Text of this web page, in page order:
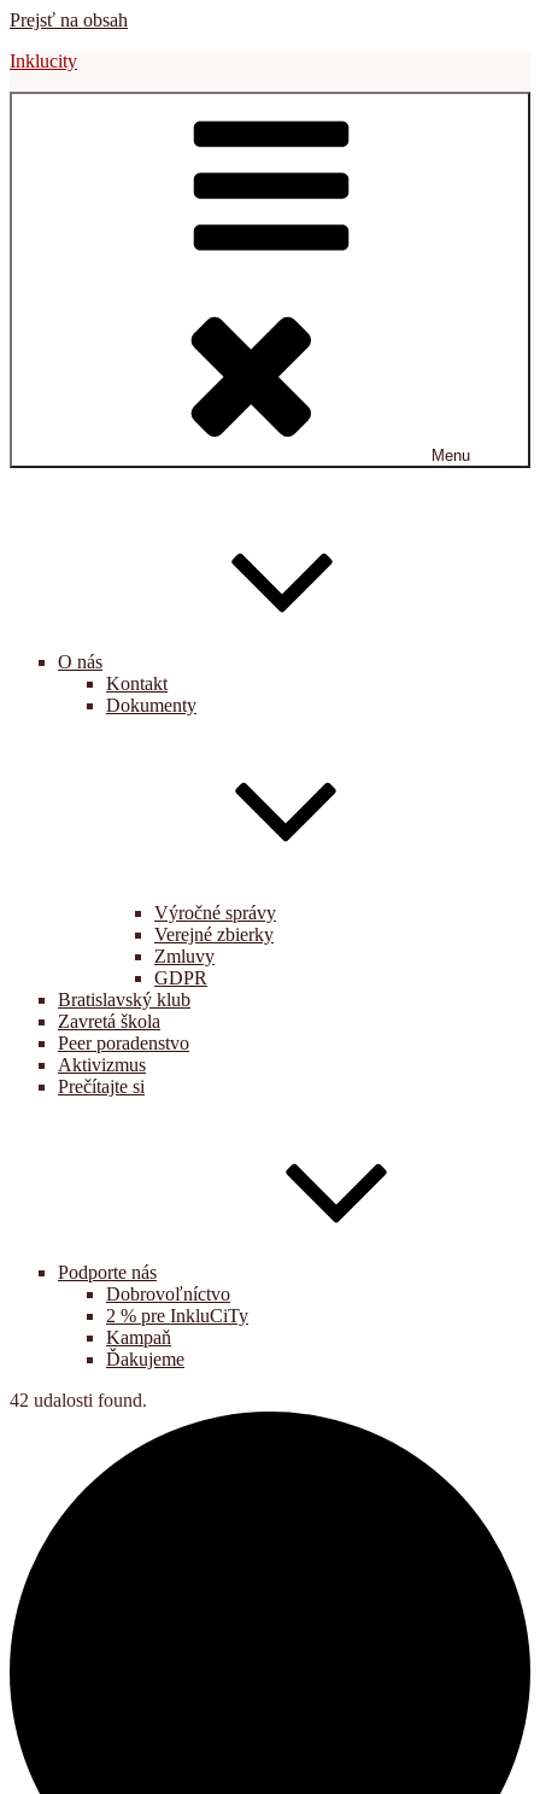
Prejsť na obsah
Inklucity
Menu
O nás
Kontakt
Dokumenty
Výročné správy
Verejné zbierky
Zmluvy
GDPR
Bratislavský klub
Zavretá škola
Peer poradenstvo
Aktivizmus
Prečítajte si
Podporte nás
Dobrovoľníctvo
2 % pre InkluCiTy
Kampaň
Ďakujeme
42 udalosti found.